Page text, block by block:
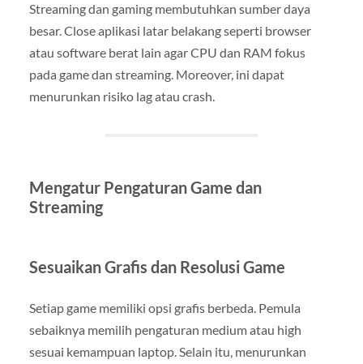
Streaming dan gaming membutuhkan sumber daya
besar. Close aplikasi latar belakang seperti browser
atau software berat lain agar CPU dan RAM fokus
pada game dan streaming. Moreover, ini dapat
menurunkan risiko lag atau crash.
Mengatur Pengaturan Game dan
Streaming
Sesuaikan Grafis dan Resolusi Game
Setiap game memiliki opsi grafis berbeda. Pemula
sebaiknya memilih pengaturan medium atau high
sesuai kemampuan laptop. Selain itu, menurunkan